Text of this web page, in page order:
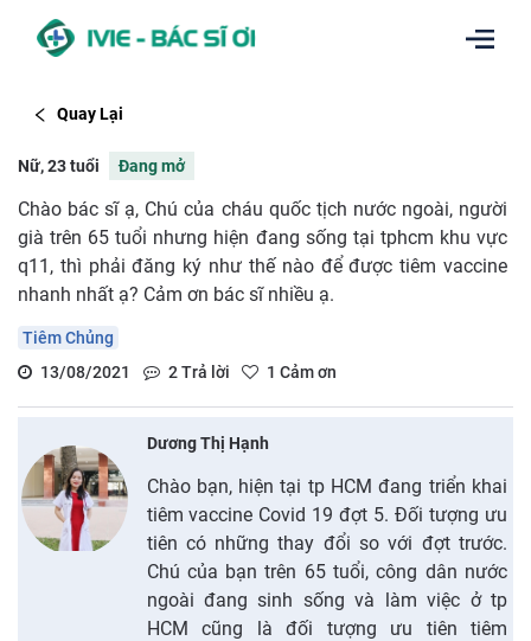
Quay Lại
Nữ, 23 tuổi Đang mở
Chào bác sĩ ạ, Chú của cháu quốc tịch nước ngoài, người
già trên 65 tuổi nhưng hiện đang sống tại tphcm khu vực
q11, thì phải đăng ký như thế nào để được tiêm vaccine
nhanh nhất ạ? Cảm ơn bác sĩ nhiều ạ.
Tiêm Chủng
13/08/2021
2Trả lời 1 Cảm ơn
Dương Thị Hạnh
Chào bạn, hiện tại tp HCM đang triển khai
tiêm vaccine Covid 19 đợt 5. Đối tượng ưu
tiên có những thay đổi so với đợt trước.
Chú của bạn trên 65 tuổi, công dân nước
ngoài đang sinh sống và làm việc ở tp
HCM cũng là đối tượng ưu tiên tiêm